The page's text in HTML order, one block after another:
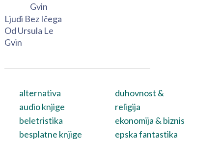
Ljudi Bez Ičega
Od Ursula Le
Gvin
alternativa
audio knjige
beletristika
besplatne knjige
duhovnost &
religija
ekonomija & biznis
epska fantastika